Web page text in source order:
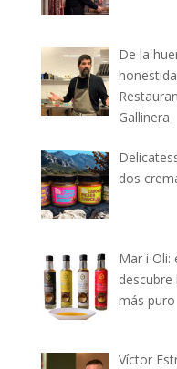
De la
Gallinera
dos
Mar i Oli:
más puro
Víctor